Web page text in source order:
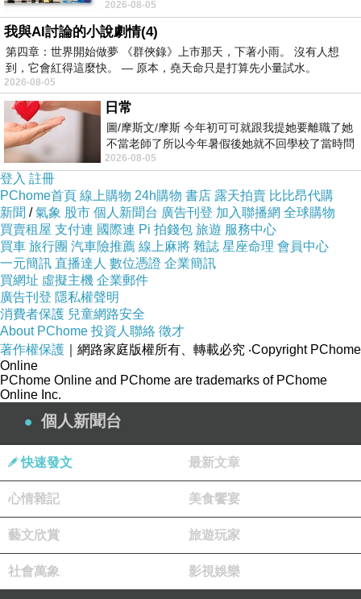
上一篇：三個人的武陵二、三、四秀
字、彩色剪紙與明亮顏料層層
2026-08-05
我與AI討論的小說劇情(4)
第四章：世界開始做夢 《群俠錄》上市那天，下著小雨。 沒有人想
到，它會紅得這麼快。 — 原本，堯天命只是打算先小量試水。
2026-08-05
日常
圖/摩斯文/摩斯 今年初可可就跟我提她要離職了她
不當老師了所以今年暑假後她就不回學校了當時問
她不是很喜歡幼幼班的小朋友嗎捨得不
2026-08-05
登入 註冊
PChome首頁 線上購物 24h購物 書店 露天拍賣 比比昂代購
新聞 /氣象 股市 個人新聞台 廣告刊登 加入聯播網 全球購物
買賣租屋 支付連 國際連 Pi 拍錢包 旅遊 服務中心
買車 旅行團 汽車險推薦 線上麻將 雜誌 星座命理 會員中心
一元簡訊 直播達人 數位憑證 企業簡訊
買網址 虛擬主機 企業郵件
廣告刊登 隱私權聲明
消費者保護 兒童網路安全
About PChome 投資人聯絡 徵才
著作權保護 ｜網路家庭版權所有、轉載必究 ‧Copyright PChome
Online
PChome Online and PChome are trademarks of PChome
Online Inc.
個人新聞台
快速發文 最新文章
心情雜記 美食饗宴
藝文欣賞 旅遊玩家
社會萬象 影視娛樂